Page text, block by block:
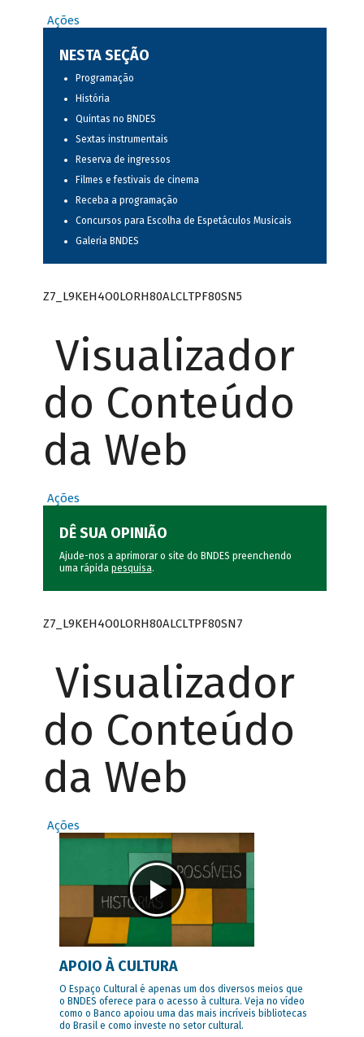
Ações
NESTA SEÇÃO
Programação
História
Quintas no BNDES
Sextas instrumentais
Reserva de ingressos
Filmes e festivais de cinema
Receba a programação
Concursos para Escolha de Espetáculos Musicais
Galeria BNDES
Z7_L9KEH4O0LORH80ALCLTPF80SN5
Visualizador
do Conteúdo
da Web
Ações
DÊ SUA OPINIÃO
Ajude-nos a aprimorar o site do BNDES preenchendo
uma rápida pesquisa.
Z7_L9KEH4O0LORH80ALCLTPF80SN7
Visualizador
do Conteúdo
da Web
Ações
APOIO À CULTURA
O Espaço Cultural é apenas um dos diversos meios que
o BNDES oferece para o acesso à cultura. Veja no vídeo
como o Banco apoiou uma das mais incríveis bibliotecas
do Brasil e como investe no setor cultural.